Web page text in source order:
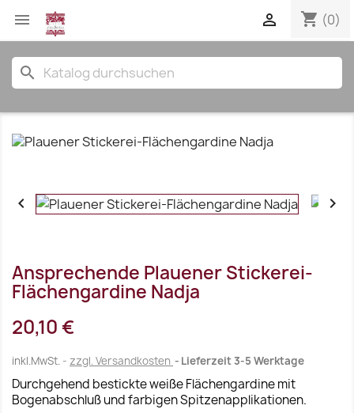
 shopping_cart (0)

search
 
Ansprechende Plauener Stickerei-
Flächengardine Nadja
20,10 €
inkl.MwSt. zzgl. Versandkosten Lieferzeit 3-5 Werktage
Durchgehend bestickte weiße Flächengardine mit
Bogenabschluß und farbigen Spitzenapplikationen.